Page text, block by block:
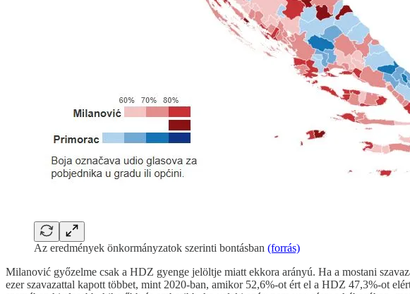
Az eredmények önkormányzatok szerinti bontásban (forrás)
Milanović győzelme csak a HDZ gyenge jelöltje miatt ekkora arányú. Ha a mostani
ezer szavazattal kapott többet, mint 2020-ban, amikor 52,6%-ot ért el a HDZ 47,3%-ot